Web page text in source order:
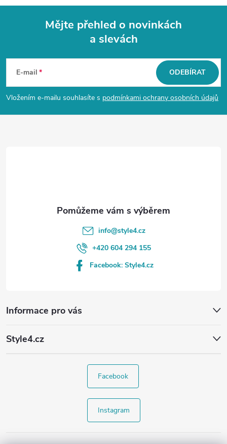
p
s
p
a
Mějte přehled o novinkách
a slevách
E-mail
Vložením e-mailu souhlasíte s podmínkami ochrany osobních údajů
ODEBÍRAT
Informace pro vás
Style4.cz
info@style4.cz
+420 604 294 155
Facebook: Style4.cz
Facebook
Instagram